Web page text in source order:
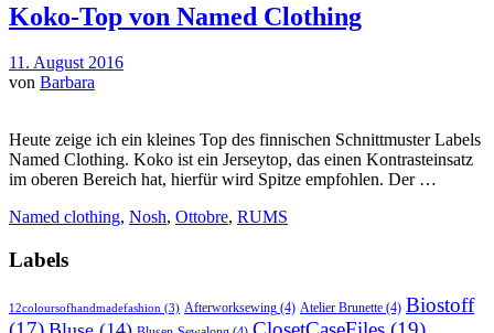
Koko-Top von Named Clothing
11. August 2016
von Barbara
Heute zeige ich ein kleines Top des finnischen Schnittmuster Labels
Named Clothing. Koko ist ein Jerseytop, das einen Kontrasteinsatz
im oberen Bereich hat, hierfür wird Spitze empfohlen. Der …
Named clothing, Nosh, Ottobre, RUMS
Labels
12coloursofhandmadefashion (3) Afterworksewing (4) Atelier Brunette (4) Biostoff